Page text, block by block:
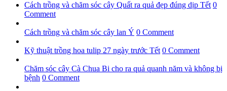
Cách trồng và chăm sóc cây Quất ra quả đẹp đúng dịp Tết 0
Comment
Cách trồng và chăm sóc cây lan Ý 0 Comment
Kỹ thuật trồng hoa tulip 27 ngày trước Tết 0 Comment
Chăm sóc cây Cà Chua Bi cho ra quả quanh năm và không bị
bệnh 0 Comment